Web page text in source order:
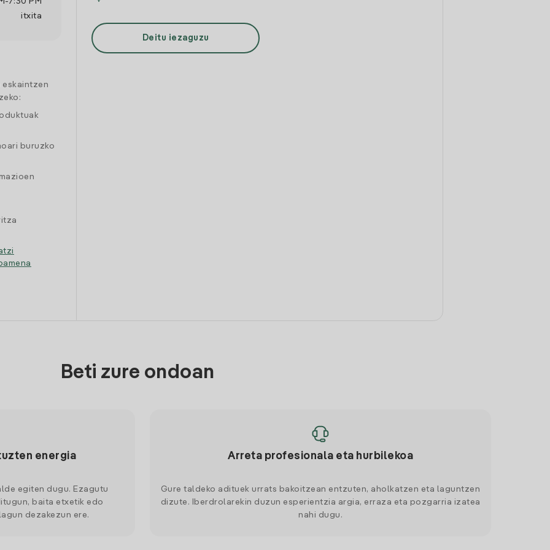
itxita
buruzko
Deitu iezaguzu
Beti zure ondoan
energia
egiten dugu. Ezagutu
baita etxetik edo
dezakezun ere.
Arreta profesionala eta hurbilekoa
Gure taldeko adituek urrats bakoitzean entzuten, aholkatzen eta laguntzen
dizute. Iberdrolarekin duzun esperientzia argia, erraza eta pozgarria izatea
nahi dugu.